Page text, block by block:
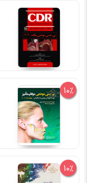
10%
10%